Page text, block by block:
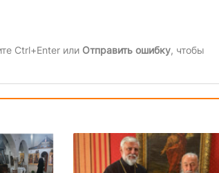
Ctrl+Enter или Отправить ошибку, чтобы